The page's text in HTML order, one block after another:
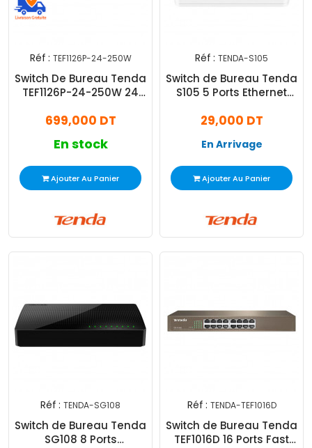
Réf : TEF1126P-24-250W
Switch De Bureau Tenda
TEF1126P-24-250W 24
699,000 DT
En stock
Ajouter Au Panier
Réf : TENDA-S105
Switch de Bureau Tenda
S105 5 Ports Ethernet
29,000 DT
En Arrivage
Ajouter Au Panier
Réf : TENDA-SG108
Switch de Bureau Tenda
SG108 8 Ports
Réf : TENDA-TEF1016D
Switch de Bureau Tenda
TEF1016D 16 Ports Fast